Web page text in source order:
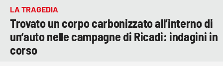
LA TRAGEDIA
Trovato un corpo carbonizzato all’interno di
un’auto nelle campagne di Ricadi: indagini in
corso